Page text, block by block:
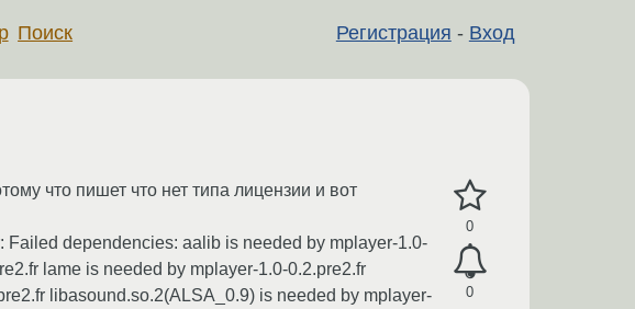
Регистрация - Вход
Поиск
0
0
что пишет что нет типа лицензии и вот
Failed dependencies: aalib is needed by mplayer-1.0-
lame is needed by mplayer-1.0-0.2.pre2.fr
libasound.so.2(ALSA_0.9) is needed by mplayer-